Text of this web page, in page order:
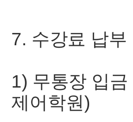
7. 수강료 납부
1) 무통장 입
제어학원)